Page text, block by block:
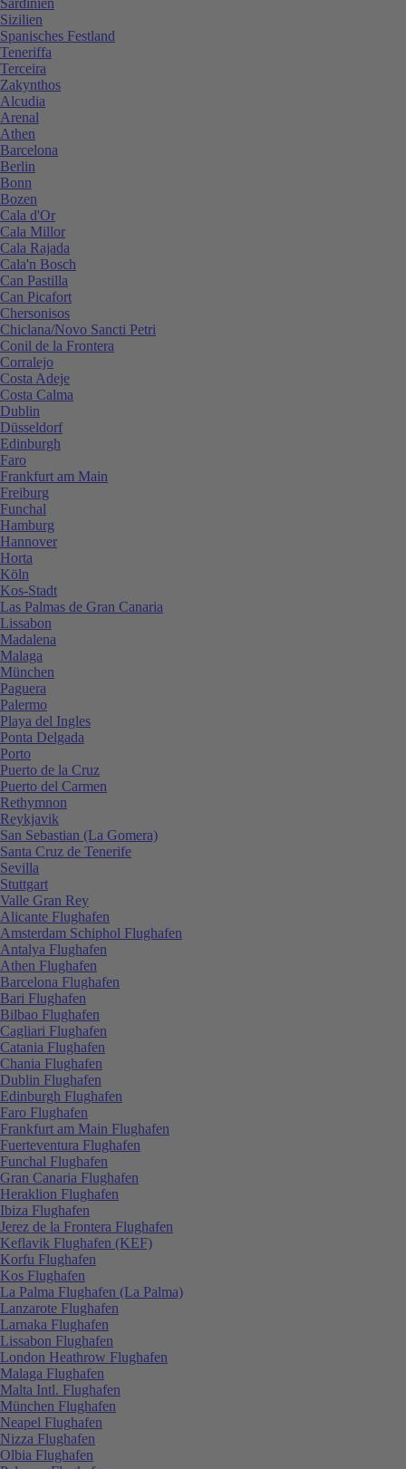
Sizilien
Spanisches Festland
Teneriffa
Terceira
Zakynthos
Alcudia
Arenal
Athen
Barcelona
Berlin
Bonn
Bozen
Cala d'Or
Cala Millor
Cala Rajada
Cala'n Bosch
Can Pastilla
Can Picafort
Chersonisos
Chiclana/Novo Sancti Petri
Conil de la Frontera
Corralejo
Costa Adeje
Costa Calma
Dublin
Düsseldorf
Edinburgh
Faro
Frankfurt am Main
Freiburg
Funchal
Hamburg
Hannover
Horta
Köln
Kos-Stadt
Las Palmas de Gran Canaria
Lissabon
Madalena
Malaga
München
Paguera
Palermo
Playa del Ingles
Ponta Delgada
Porto
Puerto de la Cruz
Puerto del Carmen
Rethymnon
Reykjavik
San Sebastian (La Gomera)
Santa Cruz de Tenerife
Sevilla
Stuttgart
Valle Gran Rey
Alicante Flughafen
Amsterdam Schiphol Flughafen
Antalya Flughafen
Athen Flughafen
Barcelona Flughafen
Bari Flughafen
Bilbao Flughafen
Cagliari Flughafen
Catania Flughafen
Chania Flughafen
Dublin Flughafen
Edinburgh Flughafen
Faro Flughafen
Frankfurt am Main Flughafen
Fuerteventura Flughafen
Funchal Flughafen
Gran Canaria Flughafen
Heraklion Flughafen
Ibiza Flughafen
Jerez de la Frontera Flughafen
Keflavik Flughafen (KEF)
Korfu Flughafen
Kos Flughafen
La Palma Flughafen (La Palma)
Lanzarote Flughafen
Larnaka Flughafen
Lissabon Flughafen
London Heathrow Flughafen
Malaga Flughafen
Malta Intl. Flughafen
München Flughafen
Neapel Flughafen
Nizza Flughafen
Olbia Flughafen